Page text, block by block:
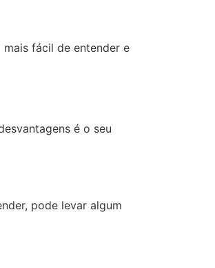
fácil de entender e
é o seu
pode levar algum